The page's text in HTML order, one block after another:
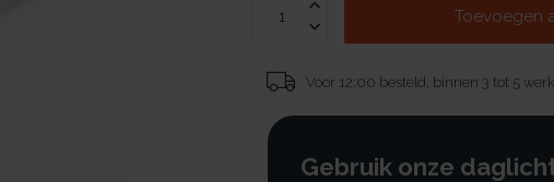
Toevoegen
Voor 12:00 besteld, binnen 3 tot 5
Gebruik onze